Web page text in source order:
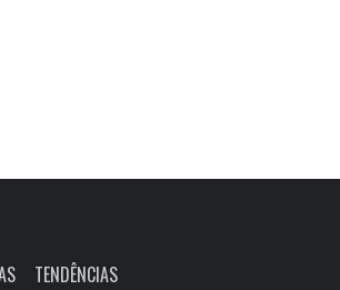
TENDÊNCIAS